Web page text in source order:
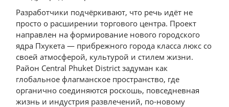
Разработчики подчёркивают, что речь идёт не
просто о расширении торгового центра. Проект
направлен на формирование нового городского
ядра Пхукета — прибрежного города класса люкс со
своей атмосферой, культурой и стилем жизни.
Район Central Phuket District задуман как
глобальное флагманское пространство, где
органично соединяются роскошь, повседневная
жизнь и индустрия развлечений, по-новому